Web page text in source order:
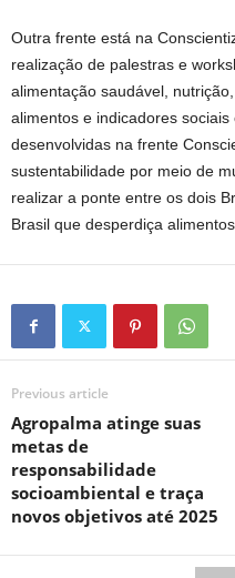
Outra frente está na
realização de palestras e
alimentação saudável,
alimentos e indicadores
desenvolvidas na frente
sustentabilidade por meio de
realizar a ponte entre os dois
Brasil que desperdiça
Previous article
Agropalma atinge suas
metas de
responsabilidade
socioambiental e traça
novos objetivos até 2025